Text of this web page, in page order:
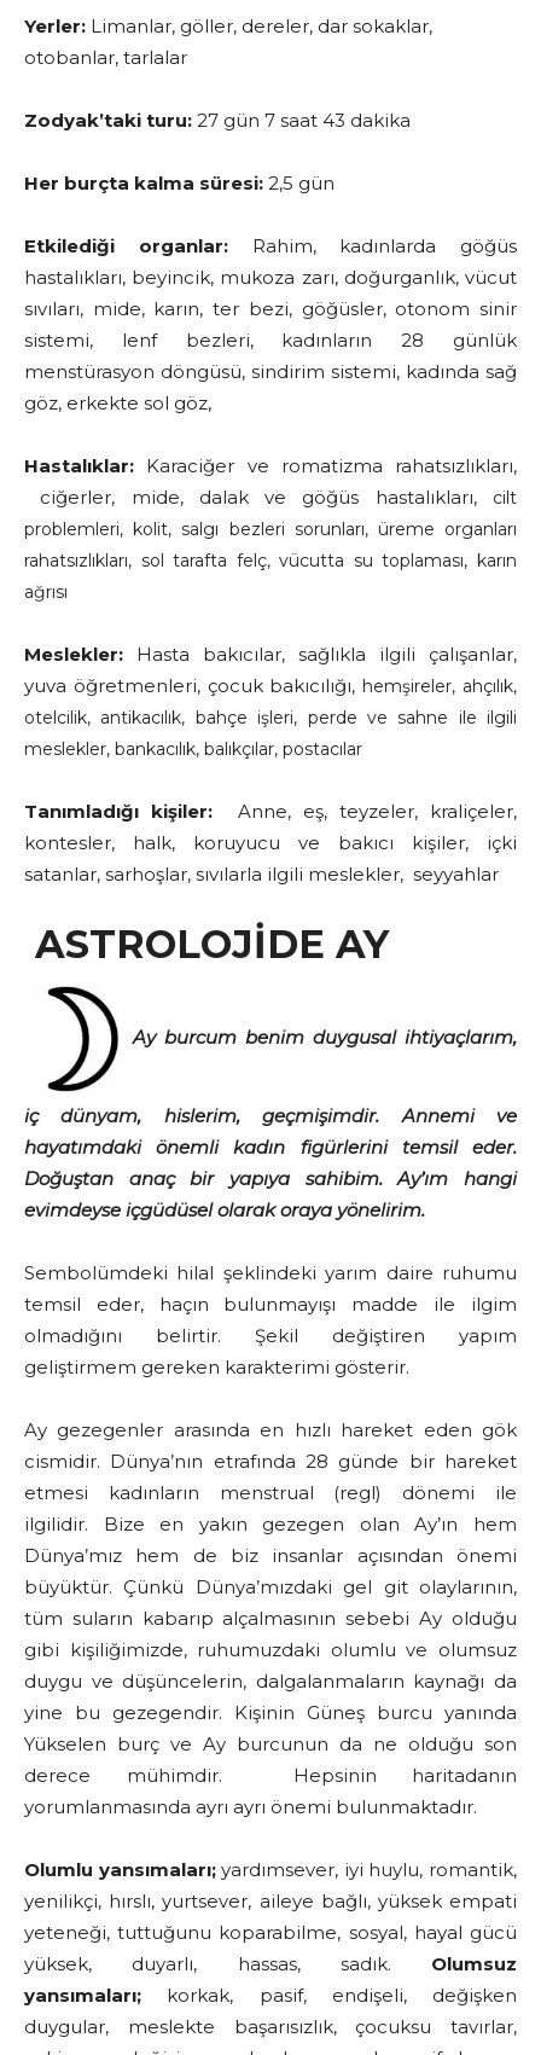
Yerler: Limanlar, göller, dereler, dar sokaklar,
otobanlar, tarlalar
Zodyak’taki turu: 27 gün 7 saat 43 dakika
Her burçta kalma süresi: 2,5 gün
Etkilediği organlar:Rahim, kadınlarda göğüs
hastalıkları, beyincik, mukoza zarı, doğurganlık, vücut
sıvıları, mide, karın, ter bezi, göğüsler, otonom sinir
sistemi, lenf bezleri, kadınların 28 günlük
menstürasyon döngüsü, sindirim sistemi, kadında sağ
göz, erkekte sol göz,
Hastalıklar: Karaciğer ve romatizma rahatsızlıkları,
ciğerler, mide, dalak ve göğüs hastalıkları, cilt
problemleri, kolit, salgı bezleri sorunları, üreme organları
rahatsızlıkları, sol tarafta felç, vücutta su toplaması, karın
ağrısı
Meslekler: Hasta bakıcılar, sağlıkla ilgili çalışanlar,
yuva öğretmenleri, çocuk bakıcılığı, hemşireler, ahçılık,
otelcilik, antikacılık, bahçe işleri, perde ve sahne ile ilgili
meslekler, bankacılık, balıkçılar, postacılar
Tanımladığı kişiler: Anne, eş, teyzeler, kraliçeler,
kontesler, halk, koruyucu ve bakıcı kişiler, içki
satanlar, sarhoşlar, sıvılarla ilgili meslekler, seyyahlar
ASTROLOJİDE AY
Ay burcum benim duygusal ihtiyaçlarım,
iç dünyam, hislerim, geçmişimdir. Annemi ve
hayatımdaki önemli kadın figürlerini temsil eder.
Doğuştan anaç bir yapıya sahibim. Ay’ım hangi
evimdeyse içgüdüsel olarak oraya yönelirim.
Sembolümdeki hilal şeklindeki yarım daire ruhumu
temsil eder, haçın bulunmayışı madde ile ilgim
olmadığını belirtir. Şekil değiştiren yapım
geliştirmem gereken karakterimi gösterir.
Ay gezegenler arasında en hızlı hareket eden gök
cismidir. Dünya’nın etrafında 28 günde bir hareket
etmesi kadınların menstrual (regl) dönemi ile
ilgilidir. Bize en yakın gezegen olan Ay’ın hem
Dünya’mız hem de biz insanlar açısından önemi
büyüktür. Çünkü Dünya’mızdaki gel git olaylarının,
tüm suların kabarıp alçalmasının sebebi Ay olduğu
gibi kişiliğimizde, ruhumuzdaki olumlu ve olumsuz
duygu ve düşüncelerin, dalgalanmaların kaynağı da
yine bu gezegendir. Kişinin Güneş burcu yanında
Yükselen burç ve Ay burcunun da ne olduğu son
derece mühimdir. Hepsinin haritadanın
yorumlanmasında ayrı ayrı önemi bulunmaktadır.
Olumlu yansımaları;yardımsever, iyi huylu, romantik,
yenilikçi, hırslı, yurtsever, aileye bağlı, yüksek empati
yeteneği, tuttuğunu koparabilme, sosyal, hayal gücü
yüksek, duyarlı, hassas, sadık. Olumsuz
yansımaları; korkak, pasif, endişeli, değişken
duygular, meslekte başarısızlık, çocuksu tavırlar,